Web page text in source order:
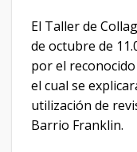
El Taller de
de octubre de
por el
el cual se
utilización de
Barrio Franklin.